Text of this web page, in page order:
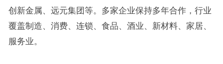
创新金属、远元集团等。多家企业保持多年合作，行业
覆盖制造、消费、连锁、食品、酒业、新材料、家居、
服务业。